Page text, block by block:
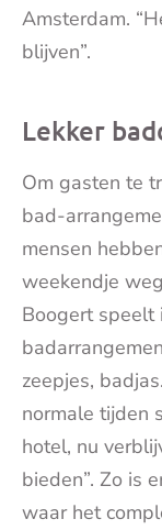
Amsterdam.
blijven”.
Lekker
Om gasten te
bad-
mensen
weekendje
Boogert speelt
zeepjes,
normale tijden
hotel, nu
bieden”. Zo is
waar het